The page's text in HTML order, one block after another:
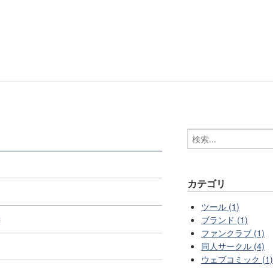
カテゴリ
ツール (1)
ブランド (1)
ファンクラブ (1)
同人サークル (4)
ウェブコミック (1)